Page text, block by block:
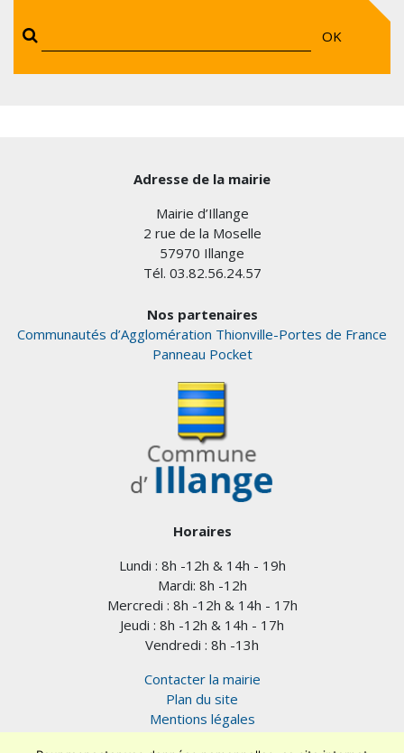
OK
Adresse de la mairie
Mairie d’Illange
2 rue de la Moselle
57970 Illange
Tél. 03.82.56.24.57
Nos partenaires
Communautés d’Agglomération Thionville-Portes de France
Panneau Pocket
Horaires
Lundi : 8h -12h & 14h - 19h
Mardi: 8h -12h
Mercredi : 8h -12h & 14h - 17h
Jeudi : 8h -12h & 14h - 17h
Vendredi : 8h -13h
Contacter la mairie
Plan du site
Mentions légales
Confidentialité